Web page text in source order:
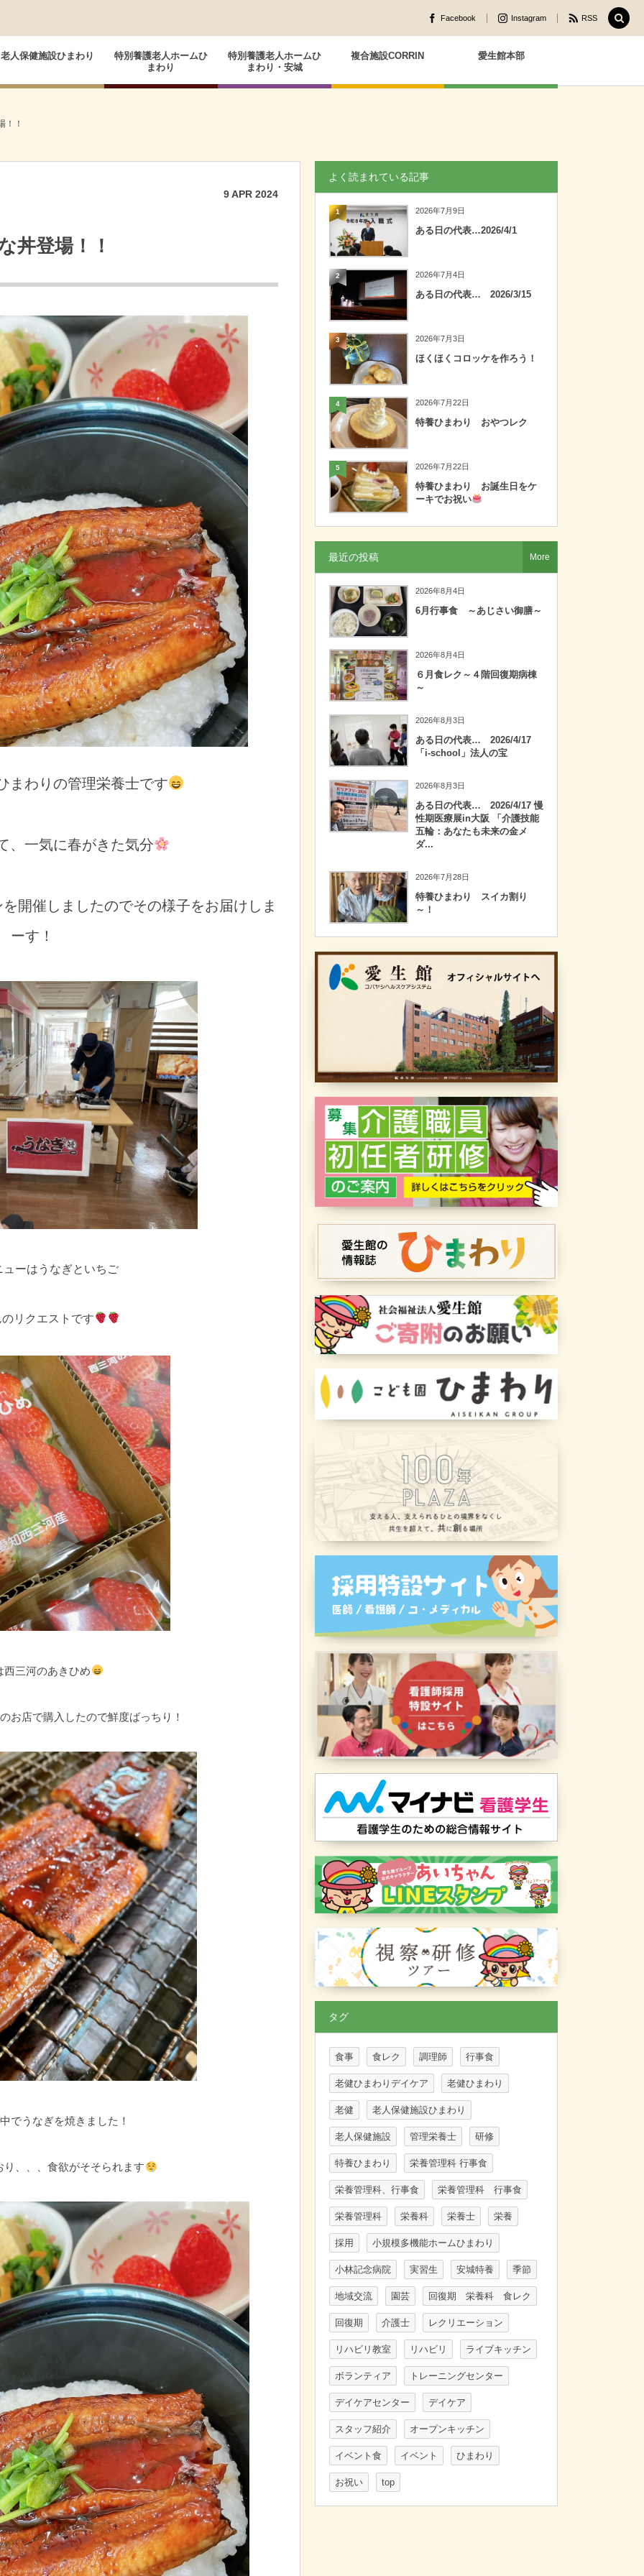
Facebook Instagram RSS
老人保健施設ひまわり
特別養護老人ホームひ
まわり
特別養護老人ホームひ
まわり・安城
複合施設CORRIN 愛生館本部
！！
9APR 2024
丼登場！！
まわりの管理栄養士です
、一気に春がきた気分
開催しましたのでその様子をお届けしま
ーす！
ューはうなぎといちご
リクエストです
西三河のあきひめ
お店で購入したので鮮度ばっちり！
でうなぎを焼きました！
り、、、食欲がそそられます
よく読まれている記事
1 2026年7月9日
ある日の代表…2026/4/1
2 2026年7月4日
ある日の代表… 2026/3/15
3 2026年7月3日
ほくほくコロッケを作ろう！
4 2026年7月22日
特養ひまわり おやつレク
5 2026年7月22日
特養ひまわり お誕生日をケ
ーキでお祝い
最近の投稿
2026年8月4日
6月行事食 ～あじさい御膳～
2026年8月4日
６月食レク～４階回復期病棟
～
2026年8月3日
ある日の代表… 2026/4/17
「i-school」法人の宝
2026年8月3日
ある日の代表… 2026/4/17 慢
性期医療展in大阪 「介護技能
五輪：あなたも未来の金メ
ダ...
2026年7月28日
特養ひまわり スイカ割り
～！
More
タグ
食事 食レク 調理師 行事食
老健ひまわりデイケア 老健ひまわり
老健 老人保健施設ひまわり
老人保健施設 管理栄養士 研修
特養ひまわり 栄養管理科 行事食
栄養管理科、行事食 栄養管理科 行事食
栄養管理科 栄養科 栄養士 栄養
採用 小規模多機能ホームひまわり
小林記念病院 実習生 安城特養 季節
地域交流 園芸 回復期 栄養科 食レク
回復期 介護士 レクリエーション
リハビリ教室 リハビリ ライブキッチン
ボランティア トレーニングセンター
デイケアセンター デイケア
スタッフ紹介 オープンキッチン
イベント食 イベント ひまわり
お祝い top